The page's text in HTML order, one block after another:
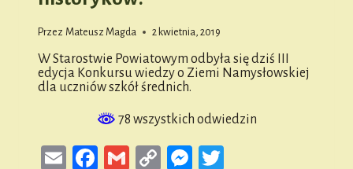
Przez Mateusz Magda 2 kwietnia, 2019
W Starostwie Powiatowym odbyła się dziś III
edycja Konkursu wiedzy o Ziemi Namysłowskiej
dla uczniów szkół średnich.
78 wszystkich odwiedzin
EmailFacebook
GmailCopyMessenger